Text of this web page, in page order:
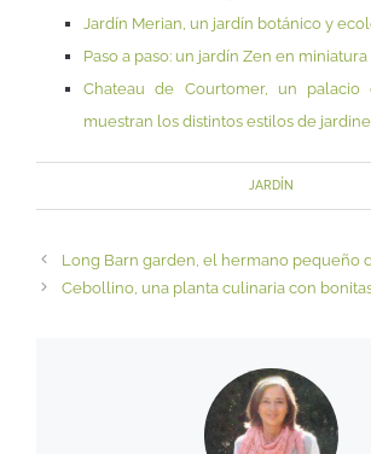
Jardín Merian, un jardín botánico y
Paso a paso: un jardín Zen en miniatura
Chateau de Courtomer, un palacio
muestran los distintos estilos de
JARDÍN
Long Barn garden, el hermano pequeño
Cebollino, una planta culinaria con